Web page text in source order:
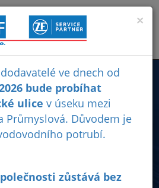
SHOP
dílů ZF, rozvodovek (xDrive)
Jeep, Chevrolet, Land Rover,
×
ve dnech od
bude probíhat
ulice v úseku mezi
Průmyslová. Důvodem je
potrubí.
zůstává bez